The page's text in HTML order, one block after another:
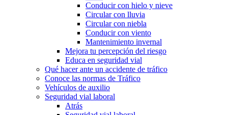
Conducir con hielo y nieve
Circular con lluvia
Circular con niebla
Conducir con viento
Mantenimiento invernal
Mejora tu percepción del riesgo
Educa en seguridad vial
Qué hacer ante un accidente de tráfico
Conoce las normas de Tráfico
Vehículos de auxilio
Seguridad vial laboral
Atrás